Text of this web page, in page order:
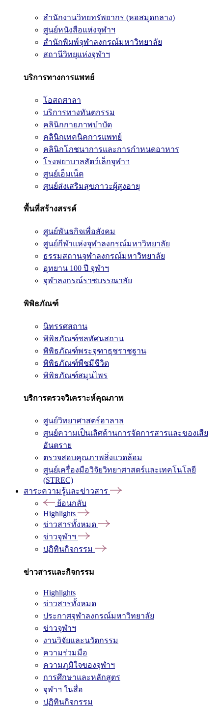
สำนักงานวิทยทรัพยากร (หอสมุดกลาง)
ศูนย์หนังสือแห่งจุฬาฯ
สำนักพิมพ์จุฬาลงกรณ์มหาวิทยาลัย
สถานีวิทยุแห่งจุฬาฯ
บริการทางการแพทย์
โอสถศาลา
บริการทางทันตกรรม
คลินิกกายภาพบำบัด
คลินิกเทคนิคการแพทย์
คลินิกโภชนาการและการกำหนดอาหาร
โรงพยาบาลสัตว์เล็กจุฬาฯ
ศูนย์เอ็มเน็ต
ศูนย์ส่งเสริมสุขภาวะผู้สูงอายุ
พื้นที่สร้างสรรค์
ศูนย์พันธกิจเพื่อสังคม
ศูนย์กีฬาแห่งจุฬาลงกรณ์มหาวิทยาลัย
ธรรมสถานจุฬาลงกรณ์มหาวิทยาลัย
อุทยาน 100 ปี จุฬาฯ
จุฬาลงกรณ์ราชบรรณาลัย
พิพิธภัณฑ์
นิทรรศสถาน
พิพิธภัณฑ์ชลทัศนสถาน
พิพิธภัณฑ์พระจุฑาธุชราชฐาน
พิพิธภัณฑ์พืชมีชีวิต
พิพิธภัณฑ์สมุนไพร
บริการตรวจวิเคราะห์คุณภาพ
ศูนย์วิทยาศาสตร์ฮาลาล
ศูนย์ความเป็นเลิศด้านการจัดการสารและของเสีย
อันตราย
ตรวจสอบคุณภาพสิ่งแวดล้อม
ศูนย์เครื่องมือวิจัยวิทยาศาสตร์และเทคโนโลยี
(STREC)
สาระความรู้และข่าวสาร
ย้อนกลับ
Highlights
ข่าวสารทั้งหมด
ข่าวจุฬาฯ
ปฏิทินกิจกรรม
ข่าวสารและกิจกรรม
Highlights
ข่าวสารทั้งหมด
ประกาศจุฬาลงกรณ์มหาวิทยาลัย
ข่าวจุฬาฯ
งานวิจัยและนวัตกรรม
ความร่วมมือ
ความภูมิใจของจุฬาฯ
การศึกษาและหลักสูตร
จุฬาฯ ในสื่อ
ปฏิทินกิจกรรม